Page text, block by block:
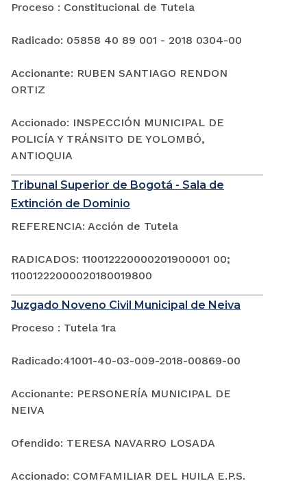
Proceso : Constitucional de Tutela
Radicado: 05858 40 89 001 - 2018 0304-00
Accionante: RUBEN SANTIAGO RENDON
ORTIZ
Accionado: INSPECCIÓN MUNICIPAL DE
POLICÍA Y TRÁNSITO DE YOLOMBÓ,
ANTIOQUIA
Tribunal Superior de Bogotá - Sala de
Extinción de Dominio
REFERENCIA: Acción de Tutela
RADICADOS: 110012220000201900001 00;
11001222000020180019800
Juzgado Noveno Civil Municipal de Neiva
Proceso : Tutela 1ra
Radicado:41001-40-03-009-2018-00869-00
Accionante: PERSONERÍA MUNICIPAL DE
NEIVA
Ofendido: TERESA NAVARRO LOSADA
Accionado: COMFAMILIAR DEL HUILA E.P.S.